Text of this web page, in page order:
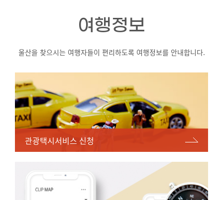
여행정보
울산을 찾으시는 여행자들이 편리하도록 여행정보를 안내합니다.
관광택시서비스 신청